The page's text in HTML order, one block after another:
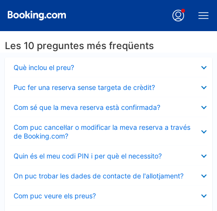
Les 10 preguntes més freqüents
Què inclou el preu?
tancat
Puc fer una reserva sense targeta de crèdit?
tancat
Com sé que la meva reserva està confirmada?
tancat
Com puc cancel·lar o modificar la meva reserva a través
de Booking.com?
tancat
Quin és el meu codi PIN i per què el necessito?
tancat
On puc trobar les dades de contacte de l'allotjament?
tancat
Com puc veure els preus?
tancat